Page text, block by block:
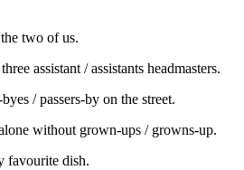
two of us.
assistant / assistants headmasters.
/ passers-by on the street.
without grown-ups / growns-up.
favourite dish.